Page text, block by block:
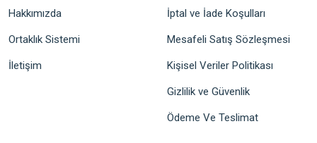
Hakkımızda
Ortaklık Sistemi
İletişim
İptal ve İade Koşulları
Mesafeli Satış Sözleşmesi
Kişisel Veriler Politikası
Gizlilik ve Güvenlik
Ödeme Ve Teslimat